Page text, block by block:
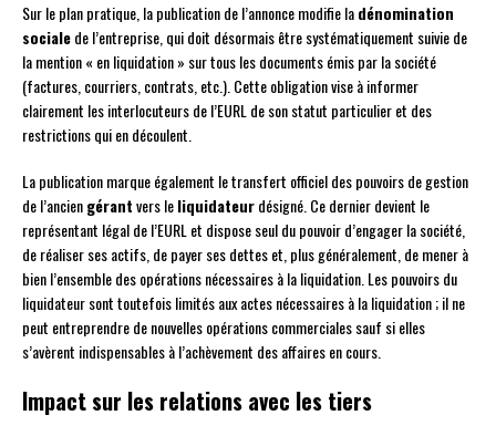
Sur le plan pratique, la publication de l’annonce modifie ladénomination
socialede l’entreprise, qui doit désormais être systématiquement suivie de
la mention « en liquidation » sur tous les documents émis par la société
(factures, courriers, contrats, etc.). Cette obligation vise à informer
clairement les interlocuteurs de l’EURL de son statut particulier et des
restrictions qui en découlent.
La publication marque également le transfert officiel des pouvoirs de gestion
de l’anciengérantvers leliquidateurdésigné. Ce dernier devient le
représentant légal de l’EURL et dispose seul du pouvoir d’engager la société,
de réaliser ses actifs, de payer ses dettes et, plus généralement, de mener à
bien l’ensemble des opérations nécessaires à la liquidation. Les pouvoirs du
liquidateur sont toutefois limités aux actes nécessaires à la liquidation ; il ne
peut entreprendre de nouvelles opérations commerciales sauf si elles
s’avèrent indispensables à l’achèvement des affaires en cours.
Impact sur les relations avec les tiers